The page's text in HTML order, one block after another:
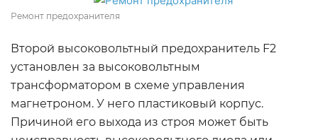
Ремонт предохранителя
Второй высоковольтный предохранитель F2
установлен за высоковольтным
трансформатором в схеме управления
магнетроном. У него пластиковый корпус.
Причиной его выхода из строя может быть